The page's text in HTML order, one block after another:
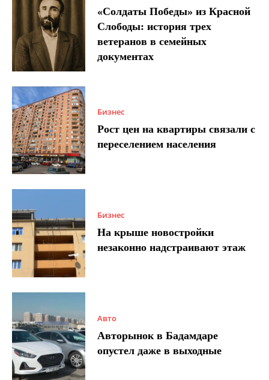
«Солдаты Победы» из Красной
Слободы: история трех
ветеранов в семейных
документах
Бизнес
Рост цен на квартиры связали с
переселением населения
Бизнес
На крыше новостройки
незаконно надстраивают этаж
Авто
Авторынок в Бадамдаре
опустел даже в выходные